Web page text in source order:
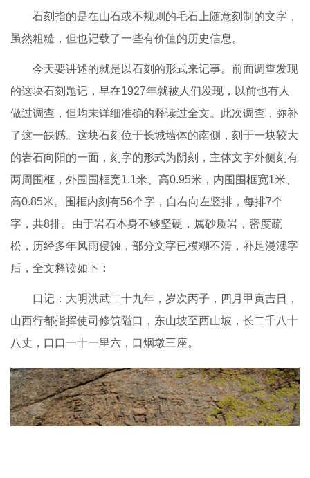
石刻指的是在山石或不规则的毛石上随意刻制的文字，
虽然粗糙，但也记载了一些有价值的历史信息。
今天要讲述的就是以石刻的形式来记事。前面调查发现
的这块石刻题记，早在1927年就被人们发现，以前也有人
做过调查，但均未详细准确的释读过全文。此次调查，弥补
了这一缺憾。这块石刻位于长城墙体的南侧，刻于一块较大
的岩石向阳的一面，刻字的形式为阴刻，主体文字外侧刻有
两周围框，外围围框宽1.1米、高0.95米，内围围框宽1米、
高0.85米。围框内刻有56个字，自右向左竖排，每排7个
字，共8排。由于岩石本身不够坚硬，属砂质岩，密度疏
松，历经多年风雨侵蚀，部分文字已模糊不清，补足漫漶字
后，全文释读如下：
口记：大明洪武二十九年，岁次丙子，四月甲寅吉日，
山西行都指挥使司修筑隘口，东山坡至西山坡，长二千八十
八丈，口口一十一里六，口烟墩三座。